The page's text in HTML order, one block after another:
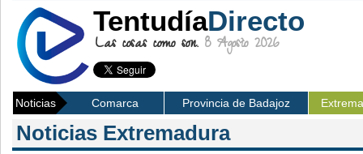
TentudíaDirecto
Las cosas como son. 8 Agosto 2026
Noticias Comarca Provincia de Badajoz
Noticias Extremadura